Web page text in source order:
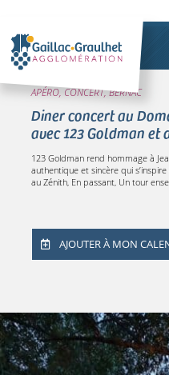
APÉRO, CONCERT, BERNAC
Diner concert au
avec 123 Goldman et
123 Goldman rend hommage à
authentique et sincère qui
au Zénith, En passant, Un tour
AJOUTER À MON